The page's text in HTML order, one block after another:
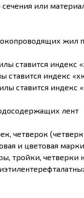
сечения или
жил
ставится индекс
ставится индекс
ставится индекс
лент
четверок
и цветовая
тройки, четверки